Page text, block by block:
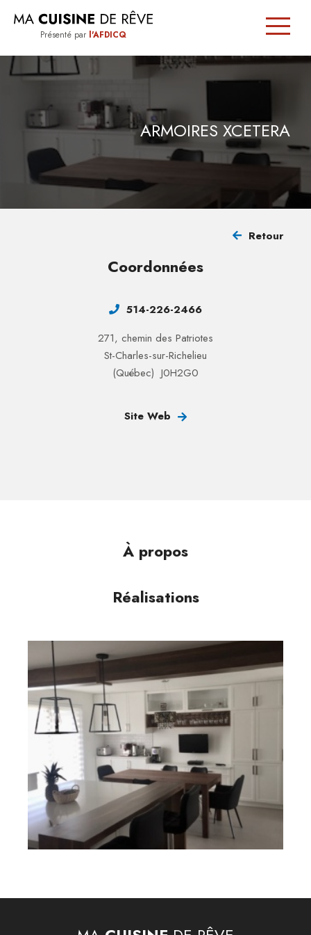
Présenté par l'AFDICQ
SIGNÉE
QUÉBEC
TRUCS
ET
ARMOIRES XCETERA
Retour
Coordonnées
514-226-2466
271, chemin des Patriotes
St-Charles-sur-Richelieu
(Québec) J0H2G0
Site Web
À propos
Réalisations